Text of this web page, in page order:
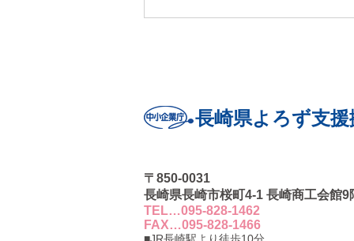
さい。
長崎県よろず支援
〒850-0031
長崎県長崎市桜町4-1 長崎商工会館9
TEL…095-828-1462
FAX…095-828-1466